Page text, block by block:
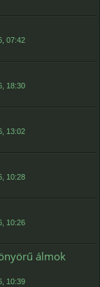
07:42
18:30
13:02
10:28
10:26
álmok
10:39